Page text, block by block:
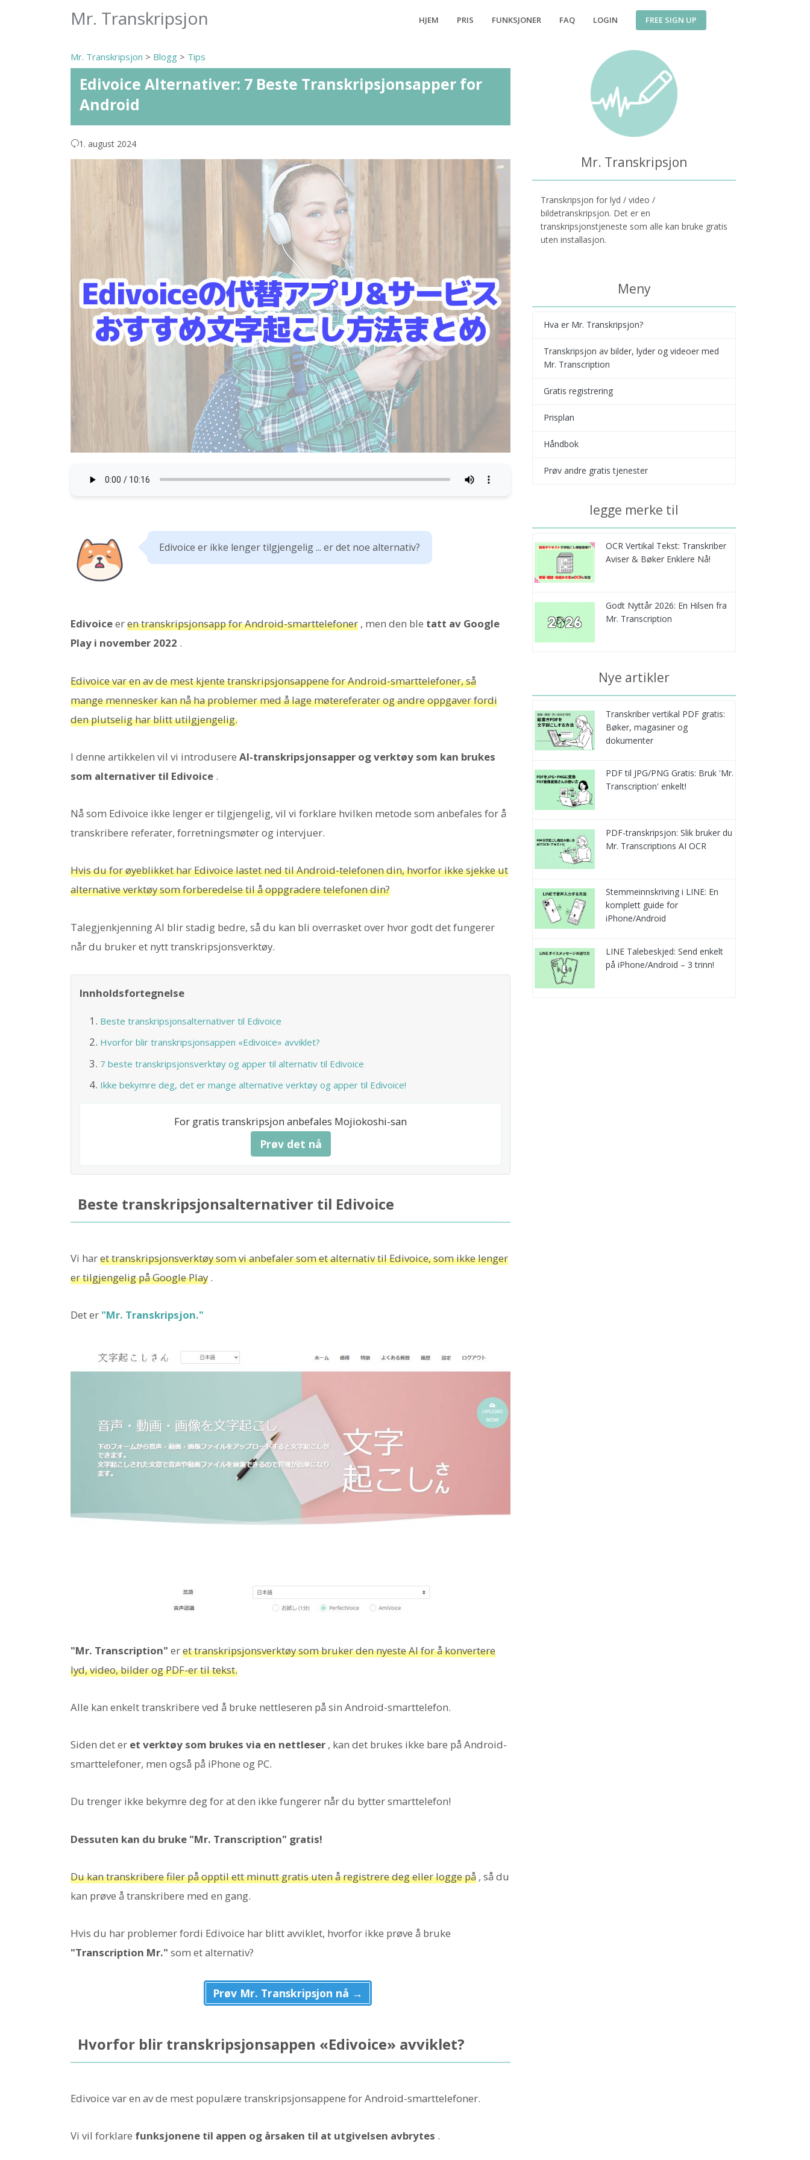
Mr. Transkripsjon HJEM PRIS FUNKSJONER FAQ LOGIN FREE SIGN UP
Mr. Transkripsjon > Blogg > Tips
Edivoice Alternativer: 7 Beste Transkripsjonsapper for
Android
1. august 2024
Edivoice er ikke lenger tilgjengelig ... er det noe alternativ?
Edivoiceeren transkripsjonsapp for Android-smarttelefoner , men den ble tatt av Google
Play i november 2022 .
Edivoice var en av de mest kjente transkripsjonsappene for Android-smarttelefoner, så
mange mennesker kan nå ha problemer med å lage møtereferater og andre oppgaver fordi
den plutselig har blitt utilgjengelig.
I denne artikkelen vil vi introdusere AI-transkripsjonsapper og verktøy som kan brukes
som alternativer til Edivoice .
Nå som Edivoice ikke lenger er tilgjengelig, vil vi forklare hvilken metode som anbefales for å
transkribere referater, forretningsmøter og intervjuer.
Hvis du for øyeblikket har Edivoice lastet ned til Android-telefonen din, hvorfor ikke sjekke ut
alternative verktøy som forberedelse til å oppgradere telefonen din?
Talegjenkjenning AI blir stadig bedre, så du kan bli overrasket over hvor godt det fungerer
når du bruker et nytt transkripsjonsverktøy.
Innholdsfortegnelse
Beste transkripsjonsalternativer til Edivoice
Hvorfor blir transkripsjonsappen «Edivoice» avviklet?
7 beste transkripsjonsverktøy og apper til alternativ til Edivoice
Ikke bekymre deg, det er mange alternative verktøy og apper til Edivoice!
For gratis transkripsjon anbefales Mojiokoshi-san
Prøv det nå
Beste transkripsjonsalternativer til Edivoice
Vi haret transkripsjonsverktøy som vi anbefaler som et alternativ til Edivoice, som ikke lenger
er tilgjengelig på Google Play .
Det er "Mr. Transkripsjon."
"Mr. Transcription" eret transkripsjonsverktøy som bruker den nyeste AI for å konvertere
lyd, video, bilder og PDF-er til tekst.
Alle kan enkelt transkribere ved å bruke nettleseren på sin Android-smarttelefon.
Siden det er et verktøy som brukes via en nettleser , kan det brukes ikke bare på Android-
smarttelefoner, men også på iPhone og PC.
Du trenger ikke bekymre deg for at den ikke fungerer når du bytter smarttelefon!
Dessuten kan du bruke "Mr. Transcription" gratis!
Du kan transkribere filer på opptil ett minutt gratis uten å registrere deg eller logge på , så du
kan prøve å transkribere med en gang.
Hvis du har problemer fordi Edivoice har blitt avviklet, hvorfor ikke prøve å bruke
"Transcription Mr." som et alternativ?
Prøv Mr. Transkripsjon nå →
Hvorfor blir transkripsjonsappen «Edivoice» avviklet?
Edivoice var en av de mest populære transkripsjonsappene for Android-smarttelefoner.
Vi vil forklare funksjonene til appen og årsaken til at utgivelsen avbrytes .
Mr. Transkripsjon
Transkripsjon for lyd / video /
bildetranskripsjon. Det er en
transkripsjonstjeneste som alle kan bruke gratis
uten installasjon.
Meny
Hva er Mr. Transkripsjon?
Transkripsjon av bilder, lyder og videoer med
Mr. Transcription
Gratis registrering
Prisplan
Håndbok
Prøv andre gratis tjenester
legge merke til
OCR Vertikal Tekst: Transkriber
Aviser & Bøker Enklere Nå!
Godt Nyttår 2026: En Hilsen fra
Mr. Transcription
Nye artikler
Transkriber vertikal PDF gratis:
Bøker, magasiner og
dokumenter
PDF til JPG/PNG Gratis: Bruk 'Mr.
Transcription' enkelt!
PDF-transkripsjon: Slik bruker du
Mr. Transcriptions AI OCR
Stemmeinnskriving i LINE: En
komplett guide for
iPhone/Android
LINE Talebeskjed: Send enkelt
på iPhone/Android – 3 trinn!